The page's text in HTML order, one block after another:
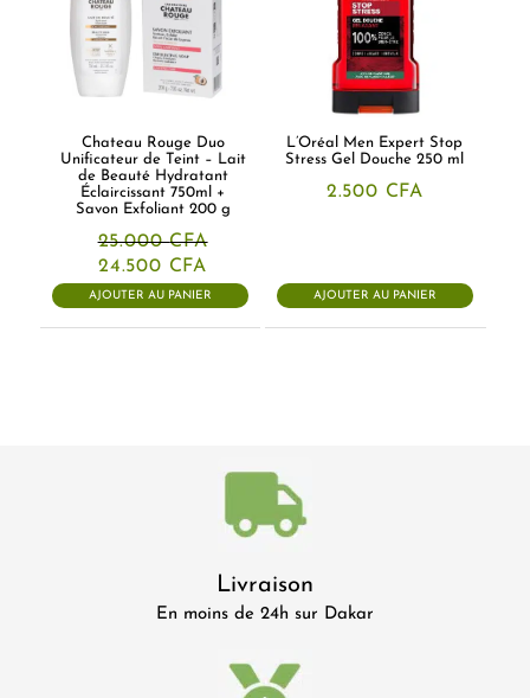
Chateau Rouge Duo
Unificateur de Teint – Lait
de Beauté Hydratant
Éclaircissant 750ml +
Savon Exfoliant 200 g
25.000CFA
Le
prix
initial
24.500 CFA
prix
actuel
AJOUTER AU PANIER
L’Oréal Men Expert Stop
Stress Gel Douche 250 ml
2.500 CFA
AJOUTER AU PANIER
Livraison
En moins de 24h sur Dakar